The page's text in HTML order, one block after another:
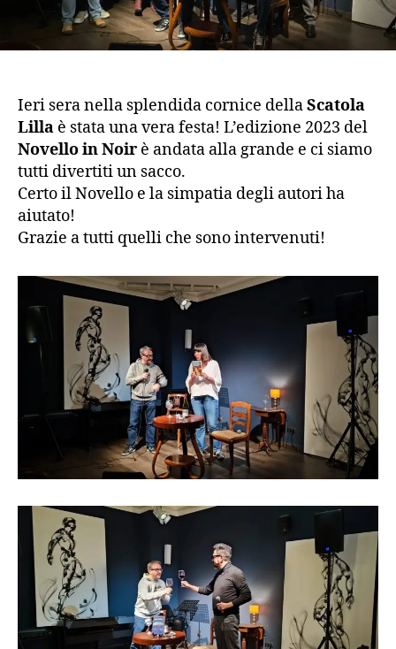
Ieri sera nella splendida cornice dellaScatola
Lilla è stata una vera festa! L’edizione 2023 del
Novello in Noir è andata alla grande e ci siamo
tutti divertiti un sacco.
Certo il Novello e la simpatia degli autori ha
aiutato!
Grazie a tutti quelli che sono intervenuti!